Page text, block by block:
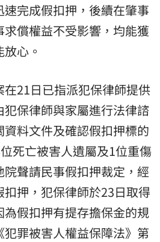
完成假扣押，後續在肇事
償權益不受影響，均能獲
心。
21日已指派犯保律師提供
保律師與家屬進行法律諮
料文件及確認假扣押標的
死亡被害人遺屬及1位重傷
聲請民事假扣押裁定，經
押，犯保律師於23日取得
假扣押有提存擔保金的規
罪被害人權益保障法》第